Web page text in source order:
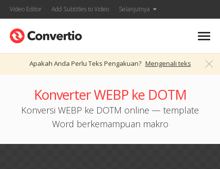
Video Editor Add Subtitles to Video Selanjutnya
Apakah Anda Perlu Teks Pengakuan? Mengenali teks
Konverter WEBP ke DOTM
Konversi WEBP ke DOTM online — template
Word berkemampuan makro